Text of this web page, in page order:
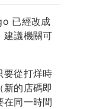
已經改成
建議機關可
要從打烊時
新的店碼即
在同一時間